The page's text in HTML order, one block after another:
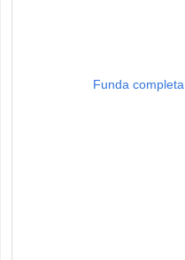
Funda